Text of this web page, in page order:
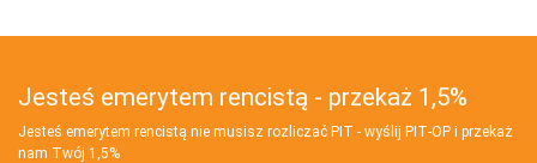
Jesteś emerytem rencistą - przekaż 1,5%
Jesteś emerytem rencistą nie musisz rozliczać PIT - wyślij PIT‑OP i przekaż
nam Twój 1,5%